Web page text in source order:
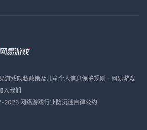
游戏隐私政策及儿童个人信息保护规则 - 网易游戏
入我们
2026 网络游戏行业防沉迷自律公约